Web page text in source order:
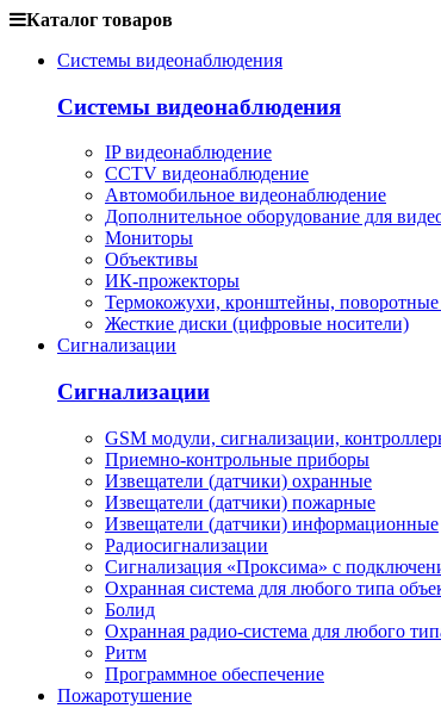
Каталог товаров
Системы видеонаблюдения
Системы видеонаблюдения
IP видеонаблюдение
CCTV видеонаблюдение
Автомобильное видеонаблюдение
Дополнительное оборудование для
Мониторы
Объективы
ИК-прожекторы
Термокожухи, кронштейны, поворотные
Жесткие диски (цифровые носители)
Сигнализации
Сигнализации
GSM модули, сигнализации,
Приемно-контрольные приборы
Извещатели (датчики) охранные
Извещатели (датчики) пожарные
Извещатели (датчики) информационные
Радиосигнализации
Сигнализация «Проксима» с
Охранная система для любого типа
Болид
Охранная радио-система для любого
Ритм
Программное обеспечение
Пожаротушение